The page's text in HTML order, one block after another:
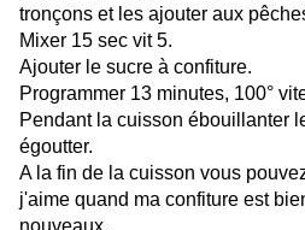
tronçons et les ajouter aux
Mixer 15 sec vit 5.
Ajouter le sucre à confiture.
Programmer 13 minutes, 100°
Pendant la cuisson ébouillanter
égoutter.
A la fin de la cuisson vous
j'aime quand ma confiture est